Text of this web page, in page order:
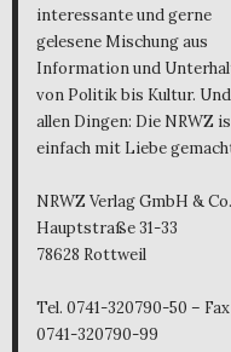
interessante und gerne
gelesene Mischung aus
Information und
von Politik bis Kultur.
allen Dingen: Die NRWZ
einfach mit Liebe
NRWZ Verlag GmbH &
Hauptstraße 31-33
78628 Rottweil
Tel. 0741-320790-50 – Fax
0741-320790-99